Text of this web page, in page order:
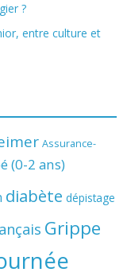
?
entre culture et
Assurance-
(0-2 ans)
diabète dépistage
Grippe